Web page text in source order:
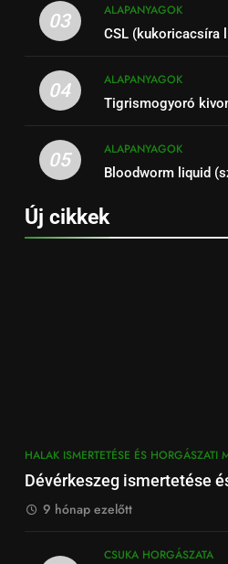
03
ALAPANYAGOK
CSL (kukoricacsíra
04
ALAPANYAGOK
Tigrismogyoró
05
ALAPANYAGOK
Bloodworm liquid
Új cikkek
HALAK ISMERTETÉSE ÉS HORGÁSZATI
Dévérkeszeg ismertetése
9 hónap ezelőtt
CSUKA HORGÁSZATA